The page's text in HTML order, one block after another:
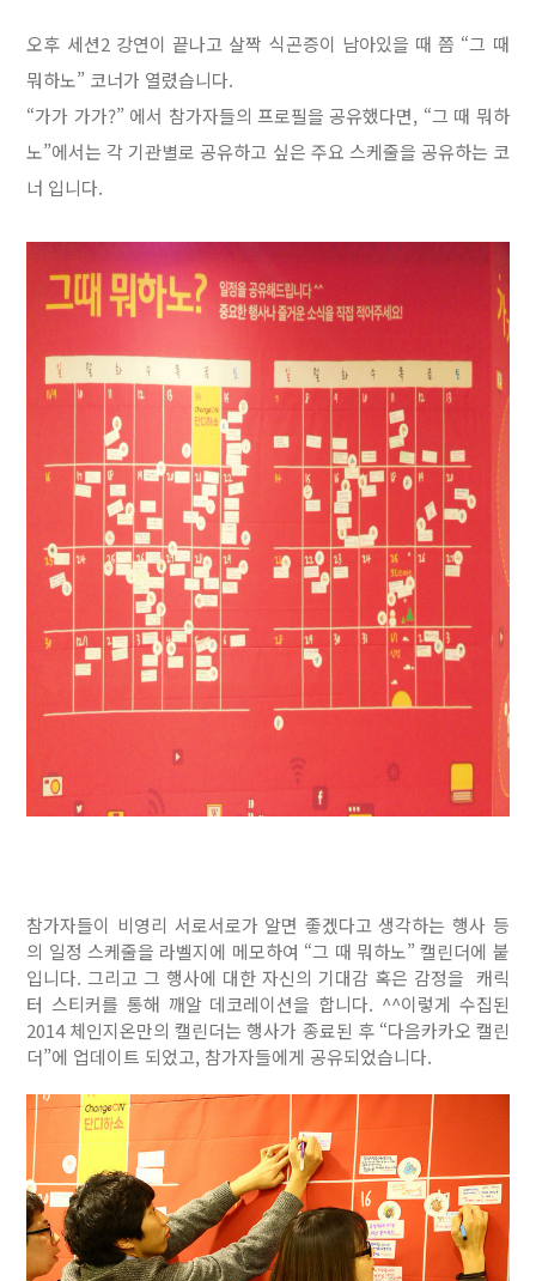
오후 세션2 강연이 끝나고 살짝 식곤증이 남아있을 때 쯤 “그 때
뭐하노” 코너가 열렸습니다.
“가가 가가?” 에서 참가자들의 프로필을 공유했다면, “그 때 뭐하
노”에서는 각 기관별로 공유하고 싶은 주요 스케줄을 공유하는 코
너 입니다.
참가자들이 비영리 서로서로가 알면 좋겠다고 생각하는 행사 등
의 일정 스케줄을 라벨지에 메모하여 “그 때 뭐하노” 캘린더에 붙
입니다. 그리고 그 행사에 대한 자신의 기대감 혹은 감정을 캐릭
터 스티커를 통해 깨알 데코레이션을 합니다. ^^이렇게 수집된
2014 체인지온만의 캘린더는 행사가 종료된 후 “다음카카오 캘린
더”에 업데이트 되었고, 참가자들에게 공유되었습니다.